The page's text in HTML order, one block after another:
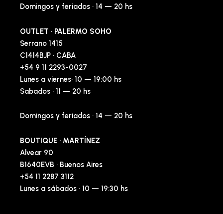
Domingos y feriados · 14 — 20 hs
OUTLET · PALERMO SOHO
Serrano 1415
C1414BJP · CABA
+54 9 11 2293-0027
Lunes a viernes· 10 — 19:00 hs
Sabados · 11 — 20 hs
Domingos y feriados · 14 — 20 hs
BOUTIQUE · MARTÍNEZ
Alvear 90
B1640EVB · Buenos Aires
+54 11 2287 3112
Lunes a sábados · 10 — 19:30 hs